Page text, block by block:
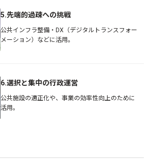
5.先端的過疎への挑戦
公共インフラ整備・DX（デジタルトランスフォー
メーション）などに活用。
6.選択と集中の行政運営
公共施設の適正化や、事業の効率性向上のために
活用。